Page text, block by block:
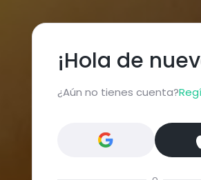
¡Hola de
¿Aún no tienes cuenta?